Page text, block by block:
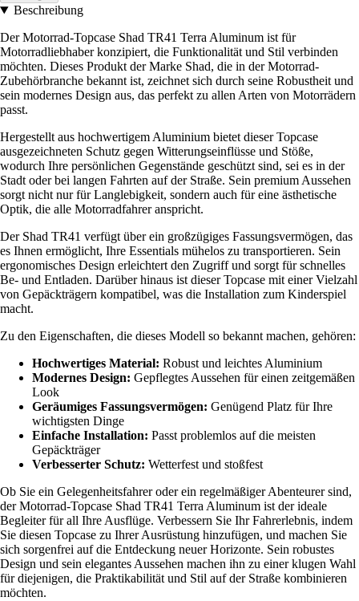
Beschreibung
Der Motorrad-Topcase Shad TR41 Terra Aluminum ist für
Motorradliebhaber konzipiert, die Funktionalität und Stil verbinden
möchten. Dieses Produkt der Marke Shad, die in der Motorrad-
Zubehörbranche bekannt ist, zeichnet sich durch seine Robustheit und
sein modernes Design aus, das perfekt zu allen Arten von Motorrädern
passt.
Hergestellt aus hochwertigem Aluminium bietet dieser Topcase
ausgezeichneten Schutz gegen Witterungseinflüsse und Stöße,
wodurch Ihre persönlichen Gegenstände geschützt sind, sei es in der
Stadt oder bei langen Fahrten auf der Straße. Sein premium Aussehen
sorgt nicht nur für Langlebigkeit, sondern auch für eine ästhetische
Optik, die alle Motorradfahrer anspricht.
Der Shad TR41 verfügt über ein großzügiges Fassungsvermögen, das
es Ihnen ermöglicht, Ihre Essentials mühelos zu transportieren. Sein
ergonomisches Design erleichtert den Zugriff und sorgt für schnelles
Be- und Entladen. Darüber hinaus ist dieser Topcase mit einer Vielzahl
von Gepäckträgern kompatibel, was die Installation zum Kinderspiel
macht.
Zu den Eigenschaften, die dieses Modell so bekannt machen, gehören:
Hochwertiges Material: Robust und leichtes Aluminium
Modernes Design: Gepflegtes Aussehen für einen zeitgemäßen
Look
Geräumiges Fassungsvermögen: Genügend Platz für Ihre
wichtigsten Dinge
Einfache Installation: Passt problemlos auf die meisten
Gepäckträger
Verbesserter Schutz: Wetterfest und stoßfest
Ob Sie ein Gelegenheitsfahrer oder ein regelmäßiger Abenteurer sind,
der Motorrad-Topcase Shad TR41 Terra Aluminum ist der ideale
Begleiter für all Ihre Ausflüge. Verbessern Sie Ihr Fahrerlebnis, indem
Sie diesen Topcase zu Ihrer Ausrüstung hinzufügen, und machen Sie
sich sorgenfrei auf die Entdeckung neuer Horizonte. Sein robustes
Design und sein elegantes Aussehen machen ihn zu einer klugen Wahl
für diejenigen, die Praktikabilität und Stil auf der Straße kombinieren
möchten.